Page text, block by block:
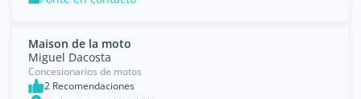
Maison de la moto
Miguel Dacosta
Concesionarios de motos
2 Recomendaciones